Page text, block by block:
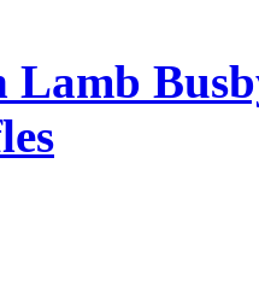
Lamb